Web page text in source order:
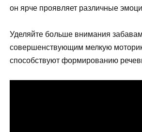
он ярче проявляет различные
Уделяйте больше внимания
совершенствующим мелкую
способствуют формированию